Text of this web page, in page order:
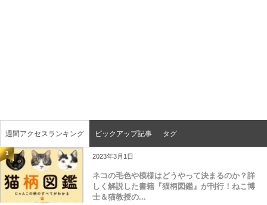
週間アクセスランキング ピックアップ記事 タグ
1 2023年3月1日
ネコの毛色や模様はどうやって決まるのか？詳
しく解説した書籍『猫柄図鑑』が刊行！ねこ博
士＆猫教授の...